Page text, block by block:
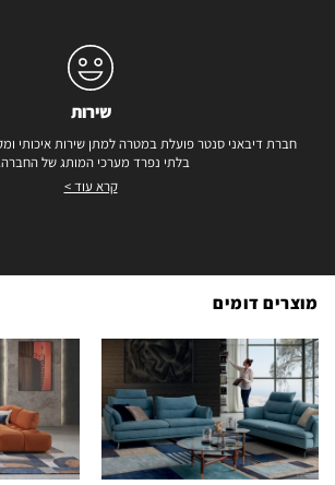
שירות
חברת דיבאני סנטר פועלת במטרה למתן שירות איכותי
בלתי נפרד מערכי המותג של
קרא עוד >
מוצרים דומים